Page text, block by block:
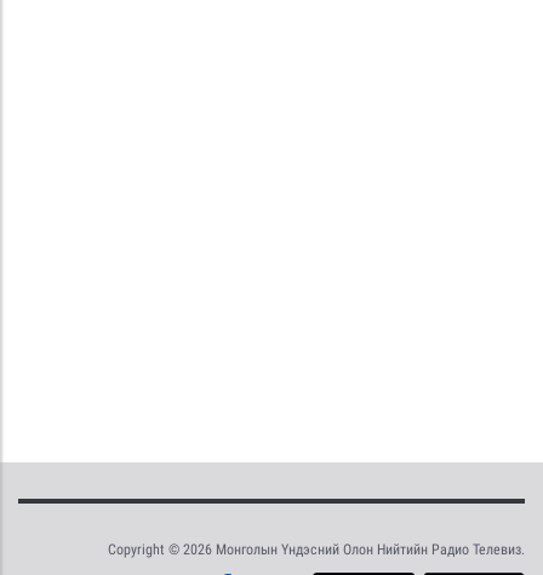
Copyright © 2026 Монголын Үндэсний Олон Нийтийн Радио Телевиз.